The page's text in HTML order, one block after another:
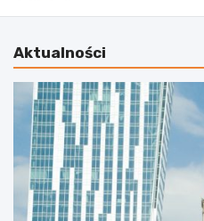
Aktualności